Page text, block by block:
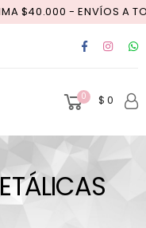
- ENVÍOS A TODO EL
0 $ 0